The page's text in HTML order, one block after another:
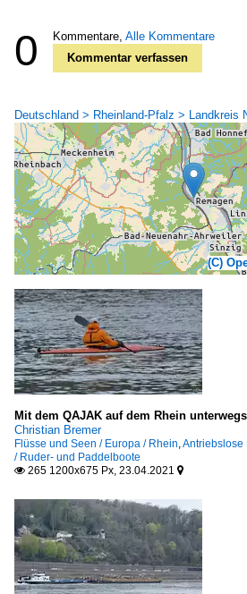
0 Kommentare, Alle Kommentare
Kommentar verfassen
Deutschland > Rheinland-Pfalz > Landkreis
(C)
Mit dem QAJAK auf dem Rhein
Christian Bremer
Flüsse und Seen / Europa / Rhein,Antriebslose
/ Ruder- und Paddelboote
 265 1200x675 Px, 23.04.2021 